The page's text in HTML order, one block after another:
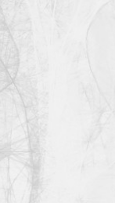
Seznámíte
vám